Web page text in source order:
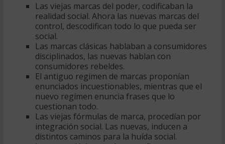
Las viejas marcas del poder, codificaban la
realidad social. Ahora las nuevas marcas del
control, descodifican todo lo que pueda ser
social.
Las marcas clásicas hablaban a consumidores
disciplinados, las nuevas hablan con
consumidores rebeldes.
El antiguo regimen de marcas proponían
enunciados incuestionables, mientras que el
nuevo regímen enuncia frases que lo
cuestionan todo.
Las viejas fórmulas de marca, procedían por
integración social. Las nuevas, inducen a
distintos caminos para la huída social.